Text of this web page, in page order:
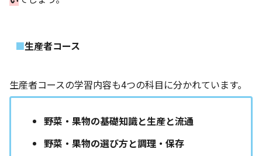
生産者コース
生産者コースの学習内容も4つの科目に分かれています。
野菜・果物の基礎知識と生産と流通
野菜・果物の選び方と調理・保存